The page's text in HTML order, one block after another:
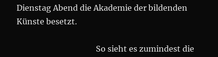
Dienstag Abend die Akademie der bildenden
Künste besetzt.
So sieht es zumindest die